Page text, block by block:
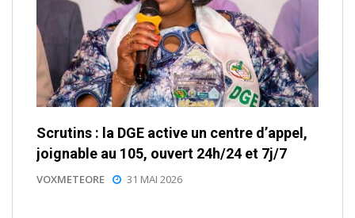
Scrutins : la DGE active un centre d’appel,
joignable au 105, ouvert 24h/24 et 7j/7
VOXMETEORE 31 MAI 2026